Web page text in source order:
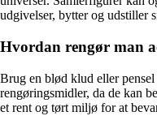
udgivelser, bytter og udstiller
Hvordan rengør man
Brug en blød klud eller
rengøringsmidler, da de kan
et rent og tørt miljø for at